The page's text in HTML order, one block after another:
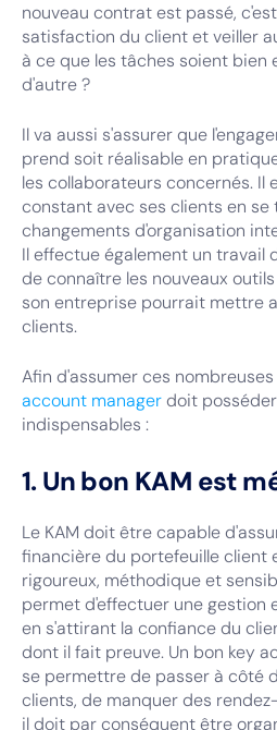
nouveau contrat est passé,
satisfaction du client et veiller
à ce que les tâches soient bien
d'autre ?
Il va aussi s'assurer que
prend soit réalisable en
les collaborateurs concernés.
constant avec ses clients en
changements d'organisation
Il effectue également un travail
de connaître les nouveaux
son entreprise pourrait mettre
clients.
Afin d'assumer ces
account managerdoit
indispensables :
1. Un bon KAM est
Le KAM doit être capable
financière du portefeuille client
rigoureux, méthodique et
permet d'effectuer une gestion
en s'attirant la confiance du
dont il fait preuve. Un bon key
se permettre de passer à côté
clients, de manquer des
il doit par conséquent être